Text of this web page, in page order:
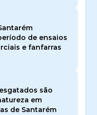
de ensaios
e fanfarras
são
em
de Santarém